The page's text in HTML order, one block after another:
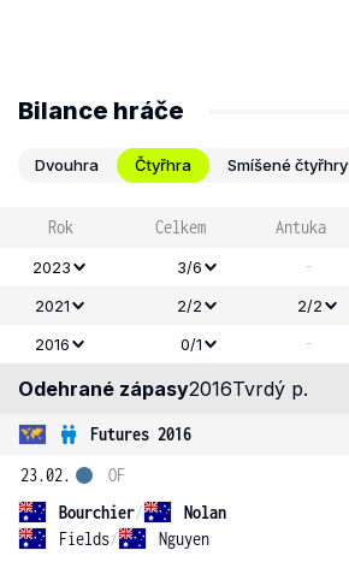
Bilance hráče
Dvouhra Čtyřhra Smíšené čtyřhry
Rok Celkem Antuka
2023 3/6 -
2021
2/2 2/2
2016 0/1 -
Odehrané zápasy2016Tvrdý p.
Futures 2016
23.02.
Bourchier/
Nolan
Fields/ Nguyen
OF